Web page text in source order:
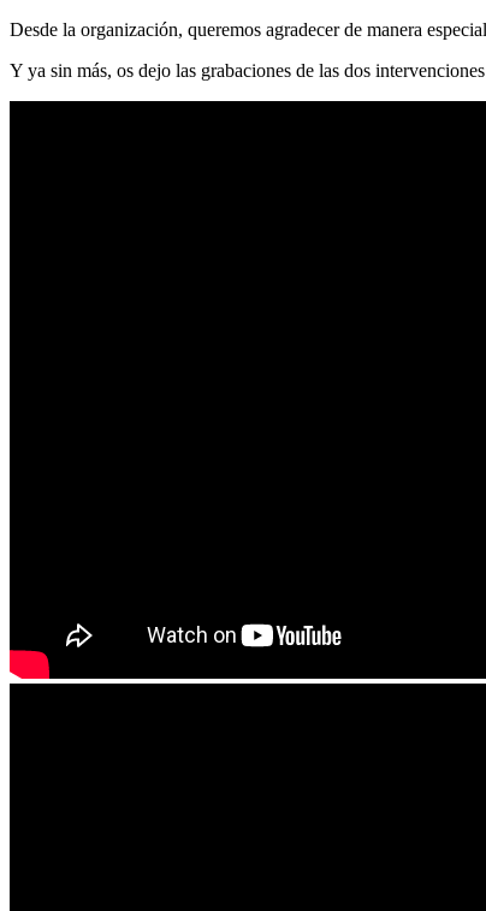
Desde la organización, queremos agradecer de manera
Y ya sin más, os dejo las grabaciones de las dos